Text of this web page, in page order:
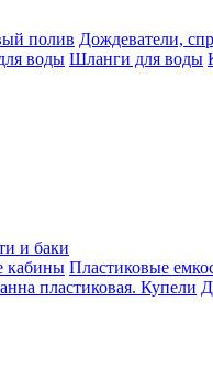
полив Дождеватели,
воды Шланги для воды
и баки
кабины Пластиковые
пластиковая. Купели